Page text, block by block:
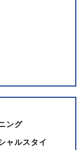
ング
ャルスタイ